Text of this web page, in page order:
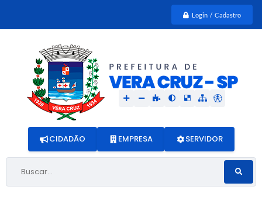
Login / Cadastro
Buscar...
CIDADÃO EMPRESA SERVIDOR